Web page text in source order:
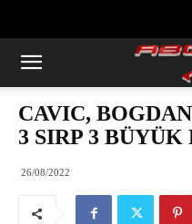
CAVIC,
3 SIRP 3 BÜYÜK
26/08/2022